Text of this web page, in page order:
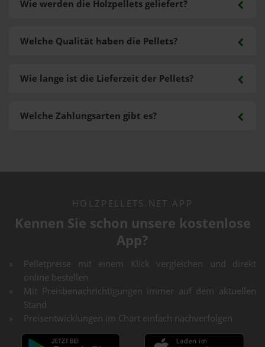
Wie werden die Holzpellets geliefert?
Welche Zahlungsarten gibt es?
Welche Qualität haben die Pellets?
Wie lange ist die Lieferzeit der Pellets?
HOLZPELLETS.NET APP
Kennen Sie schon unsere kostenlose
App?
Pelletpreise mit einem Klick vergleichen und direkt
online bestellen
Mit Preisbenachrichtigungen immer auf dem aktuellen
Stand
Preisentwicklungen im Chart einfach nachverfolgen